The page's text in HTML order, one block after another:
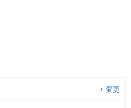
変更